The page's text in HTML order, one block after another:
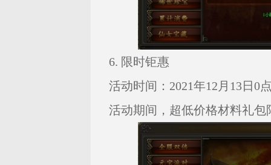
6. 限时钜惠
活动时间：2021年12月13日0
活动期间，超低价格材料礼